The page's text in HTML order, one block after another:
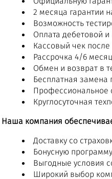
2 месяца гарантии
Возможность
Оплата дебетовой и
Кассовый чек после
Рассрочка 4/6
Обмен и возврат в
Бесплатная замена
Профессиональное
Круглосуточная
Наша компания
Доставку со
Бонусную программу
Выгодные условия
Широкий выбор